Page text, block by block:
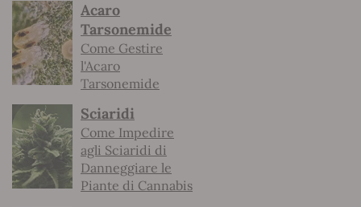
Acaro
Tarsonemide
Come Gestire
l'Acaro
Tarsonemide
Sciaridi
Come Impedire
agli Sciaridi di
Danneggiare le
Piante di Cannabis